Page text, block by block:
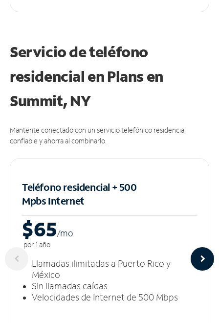
Servicio de teléfono
residencial en Plans en
Summit, NY
Mantente conectado con un servicio telefónico residencial
confiable y ahorra al combinarlo.
Teléfono residencial + 500
MpbsInternet
$65/mo
por 1 año
Llamadas ilimitadas a Puerto Rico y
México
Sin llamadas caídas
Velocidades de Internet de 500 Mbps